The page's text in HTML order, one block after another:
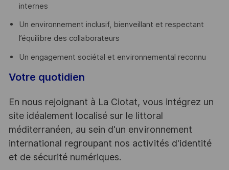
internes
Un environnement inclusif, bienveillant et respectant
l’équilibre des collaborateurs
Un engagement sociétal et environnemental reconnu
Votre quotidien
En nous rejoignant à La Ciotat, vous intégrez un
site idéalement localisé sur le littoral
méditerranéen, au sein d'un environnement
international regroupant nos activités d'identité
et de sécurité numériques.